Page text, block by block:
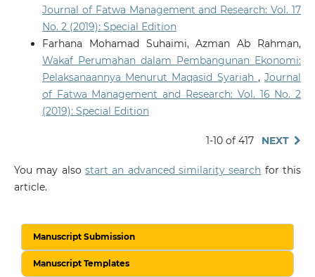
Journal of Fatwa Management and Research: Vol. 17
No. 2 (2019): Special Edition
Farhana Mohamad Suhaimi, Azman Ab Rahman,
Wakaf Perumahan dalam Pembangunan Ekonomi:
Pelaksanaannya Menurut Maqasid Syariah ,Journal
of Fatwa Management and Research: Vol. 16 No. 2
(2019): Special Edition
1-10 of 417 NEXT
You may also start an advanced similarity search for this
article.
Manuscript Submission
Manuscript Templates